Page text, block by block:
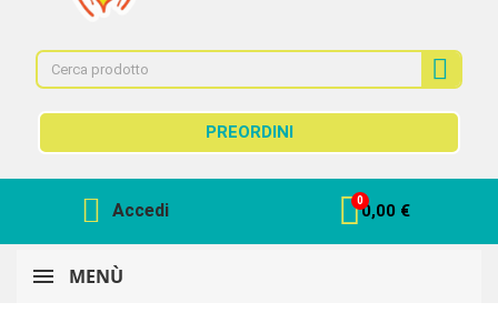
PREORDINI
Accedi 0,00 €
MENÙ